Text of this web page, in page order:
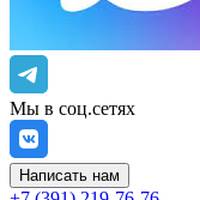
Мы в соц.сетях
Написать нам